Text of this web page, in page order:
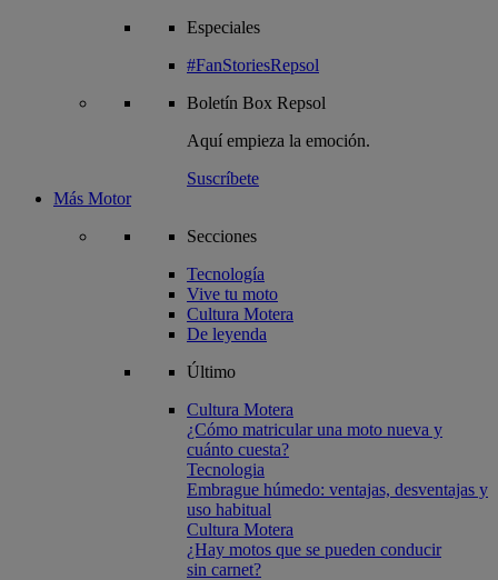
Especiales
#FanStoriesRepsol
Boletín Box Repsol
Aquí empieza la emoción.
Suscríbete
Más Motor
Secciones
Tecnología
Vive tu moto
Cultura Motera
De leyenda
Último
Cultura Motera
¿Cómo matricular una moto nueva y
cuánto cuesta?
Tecnologia
Embrague húmedo: ventajas, desventajas y
uso habitual
Cultura Motera
¿Hay motos que se pueden conducir
sin carnet?